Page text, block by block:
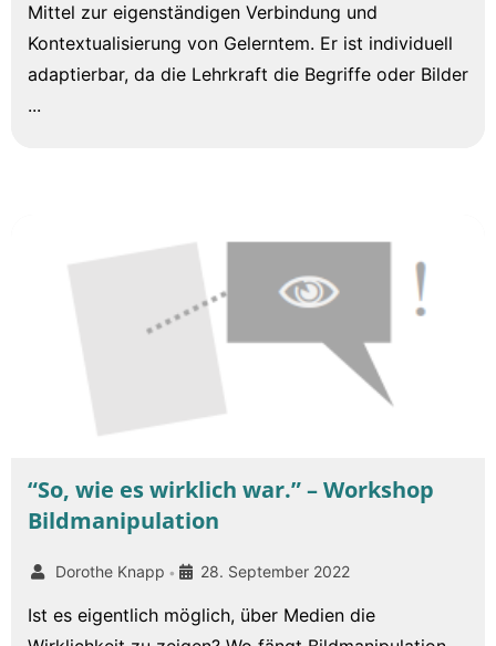
Mittel zur eigenständigen Verbindung und
Kontextualisierung von Gelerntem. Er ist individuell
adaptierbar, da die Lehrkraft die Begriffe oder Bilder
...
“So, wie es wirklich war.” – Workshop
Bildmanipulation
Dorothe Knapp • 28. September 2022
Ist es eigentlich möglich, über Medien die